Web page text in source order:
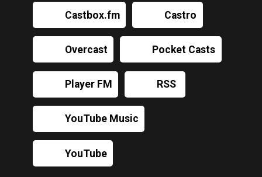
Castbox.fm Castro
Overcast Pocket Casts
Player FM RSS
YouTube Music
YouTube